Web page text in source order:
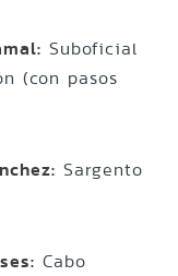
Suboficial
(con pasos
Sargento
Cabo